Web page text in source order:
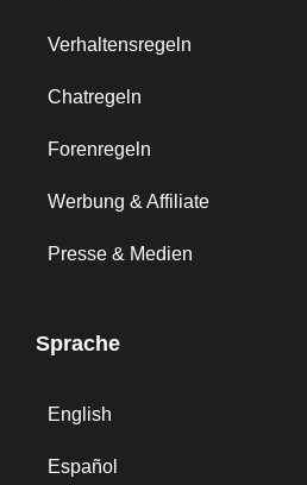
Verhaltensregeln
Chatregeln
Forenregeln
Werbung & Affiliate
Presse & Medien
Sprache
English
Español